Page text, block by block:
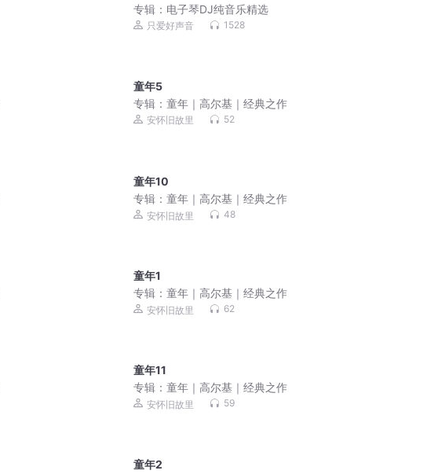
专辑： 电子琴DJ纯音乐精选
只爱好声音 1528
童年5
专辑：童年｜高尔基｜经典之作
安怀旧故里 52
童年10
专辑：童年｜高尔基｜经典之作
安怀旧故里 48
童年1
专辑：童年｜高尔基｜经典之作
安怀旧故里 62
童年11
专辑：童年｜高尔基｜经典之作
安怀旧故里 59
童年2